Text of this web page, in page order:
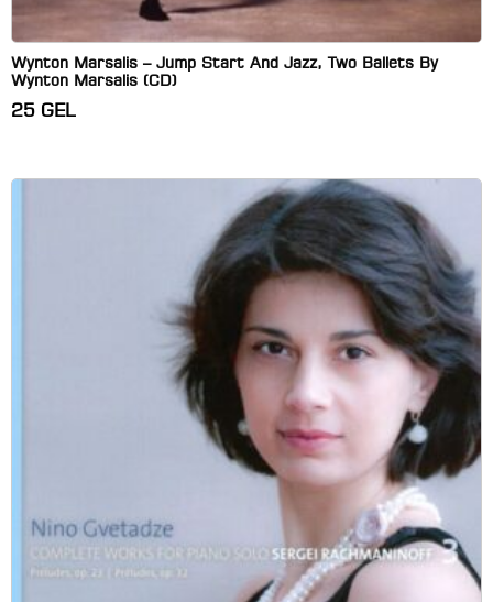
Wynton Marsalis – Jump Start And Jazz, Two Ballets By
Wynton Marsalis (CD)
25 GEL